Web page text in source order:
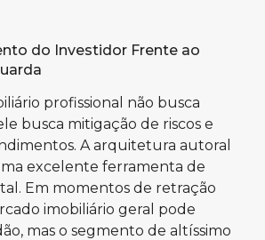
do Investidor Frente ao
profissional não busca
busca mitigação de riscos e
A arquitetura autoral
excelente ferramenta de
Em momentos de retração
imobiliário geral pode
mas o segmento de altíssimo